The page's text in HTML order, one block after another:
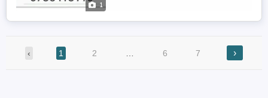
1
‹ 1 2 6 7 ›